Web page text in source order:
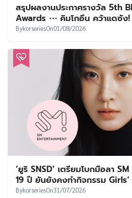
สรุปผลงานประกาศรางวัล 5th
Awards ⋯ คิมโกอึน คว้าแดซัง!
BykorseriesOn01/08/2026
‘ยูริ SNSD’ เตรียมโบกมือลา
19 ปี ยันยังคงทำกิจกรรม
BykorseriesOn31/07/2026